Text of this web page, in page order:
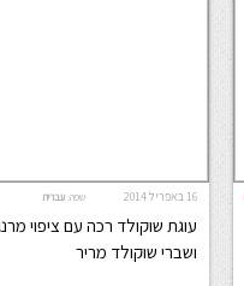
16 באפריל 2014 שפה: עברית
עוגת שוקולד רכה עם ציפוי
ושברי שוקולד מריר